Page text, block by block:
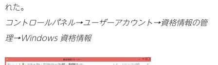
れた。
コントロールパネル→ユーザーアカウント→資格情報の管
理→Windows 資格情報